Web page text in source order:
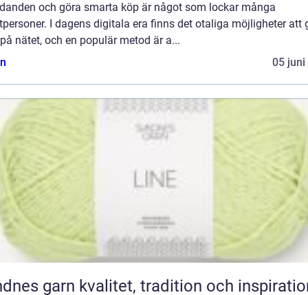
och göra smarta köp är något som lockar många
I dagens digitala era finns det otaliga möjligheter att
nätet, och en populär metod är a...
05 juni
kvalitet, tradition och inspiration